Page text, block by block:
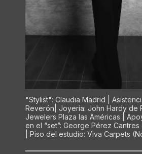
"Stylist": Claudia Madrid |
Reverón| Joyería: John Hardy de
Jewelers Plaza las Américas |
en el “set”: George Pérez
| Piso del estudio: Viva Carpets